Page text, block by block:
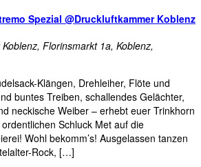
Spezial @Druckluftkammer Koblenz
Florinsmarkt 1a, Koblenz,
Klängen, Drehleiher, Flöte und
buntes Treiben, schallendes Gelächter,
neckische Weiber – erhebt euer Trinkhorn
Schluck Met auf die
Wohl bekomm’s! Ausgelassen tanzen
Rock, […]